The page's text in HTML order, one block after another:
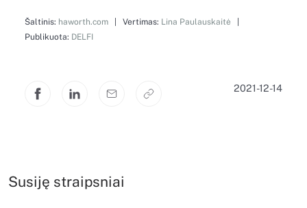
Šaltinis: haworth.com | Vertimas: Lina Paulauskaitė
Publikuota: DELFI
2021-12-14
Susiję straipsniai